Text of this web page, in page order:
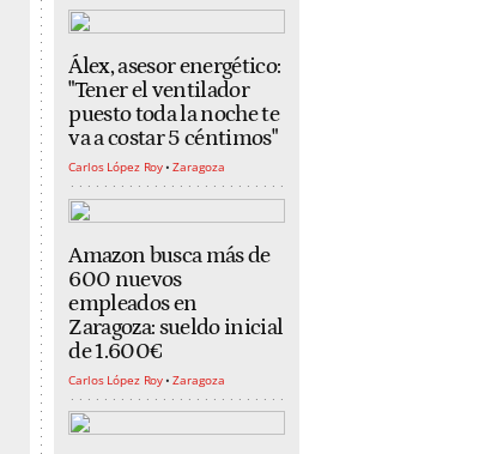
Álex, asesor energético:
"Tener el ventilador
puesto toda la noche te
va a costar 5 céntimos"
Carlos López Roy Zaragoza
Amazon busca más de
600 nuevos
empleados en
Zaragoza: sueldo inicial
de 1.600€
Carlos López Roy Zaragoza